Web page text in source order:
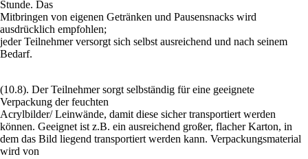
Stunde. Das
Mitbringen von eigenen Getränken und Pausensnacks wird
ausdrücklich empfohlen;
jeder Teilnehmer versorgt sich selbst ausreichend und nach seinem
Bedarf.
(10.8). Der Teilnehmer sorgt selbständig für eine geeignete
Verpackung der feuchten
Acrylbilder/ Leinwände, damit diese sicher transportiert werden
können. Geeignet ist z.B. ein ausreichend großer, flacher Karton, in
dem das Bild liegend transportiert werden kann. Verpackungsmaterial
wird von